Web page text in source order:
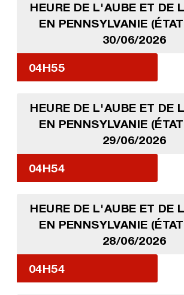
HEURE DE L'AUBE ET DE
EN PENNSYLVANIE
30/06/2026
04H55
HEURE DE L'AUBE ET DE
EN PENNSYLVANIE
29/06/2026
04H54
HEURE DE L'AUBE ET DE
EN PENNSYLVANIE
28/06/2026
04H54